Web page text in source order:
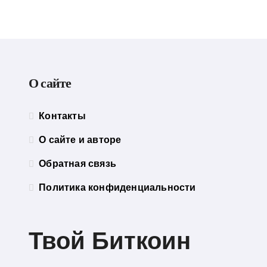
О сайте
Контакты
О сайте и авторе
Обратная связь
Политика конфиденциальности
Твой Биткоин